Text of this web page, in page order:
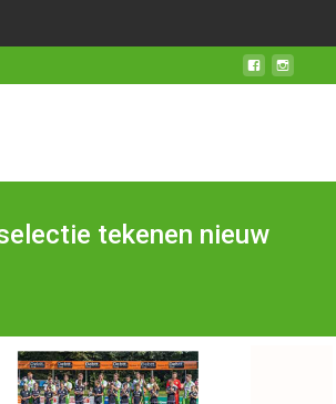
tekenen nieuw